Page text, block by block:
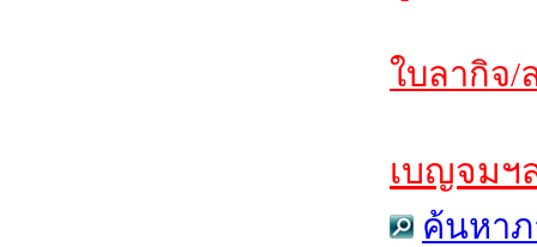
ใบลากิจ/
เบญจมฯ
ค้นหาภ